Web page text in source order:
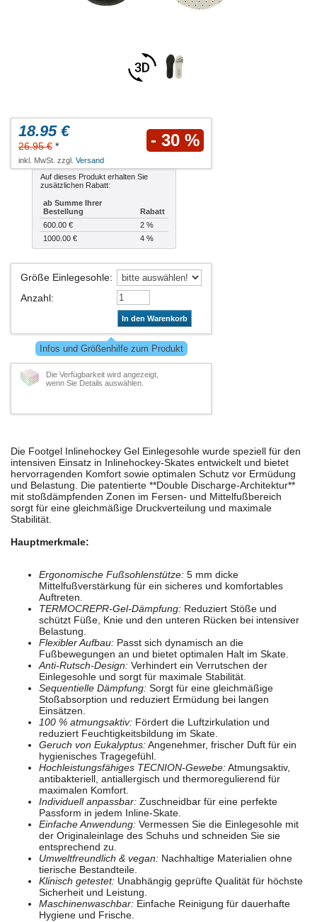
18.95 €
26.95 € * - 30 %
inkl. MwSt. zzgl. Versand
Auf dieses Produkt erhalten Sie
zusätzlichen Rabatt:
ab Summe Ihrer
Bestellung
Rabatt
600.00 €
2 %
1000.00 €
4 %
Größe Einlegesohle:
Anzahl:
In den Warenkorb
Infos und Größenhilfe zum Produkt
Die Verfügbarkeit wird angezeigt,
wenn Sie Details auswählen.
Die Footgel Inlinehockey Gel Einlegesohle wurde speziell für den
intensiven Einsatz in Inlinehockey-Skates entwickelt und bietet
hervorragenden Komfort sowie optimalen Schutz vor Ermüdung
und Belastung. Die patentierte **Double Discharge-Architektur**
mit stoßdämpfenden Zonen im Fersen- und Mittelfußbereich
sorgt für eine gleichmäßige Druckverteilung und maximale
Stabilität.
Hauptmerkmale:
Ergonomische Fußsohlenstütze: 5 mm dicke
Mittelfußverstärkung für ein sicheres und komfortables
Auftreten.
TERMOCREPR-Gel-Dämpfung: Reduziert Stöße und
schützt Füße, Knie und den unteren Rücken bei intensiver
Belastung.
Flexibler Aufbau: Passt sich dynamisch an die
Fußbewegungen an und bietet optimalen Halt im Skate.
Anti-Rutsch-Design: Verhindert ein Verrutschen der
Einlegesohle und sorgt für maximale Stabilität.
Sequentielle Dämpfung: Sorgt für eine gleichmäßige
Stoßabsorption und reduziert Ermüdung bei langen
Einsätzen.
100 % atmungsaktiv: Fördert die Luftzirkulation und
reduziert Feuchtigkeitsbildung im Skate.
Geruch von Eukalyptus:Angenehmer, frischer Duft für ein
hygienisches Tragegefühl.
Hochleistungsfähiges TECNION-Gewebe:Atmungsaktiv,
antibakteriell, antiallergisch und thermoregulierend für
maximalen Komfort.
Individuell anpassbar: Zuschneidbar für eine perfekte
Passform in jedem Inline-Skate.
Einfache Anwendung: Vermessen Sie die Einlegesohle mit
der Originaleinlage des Schuhs und schneiden Sie sie
entsprechend zu.
Umweltfreundlich & vegan: Nachhaltige Materialien ohne
tierische Bestandteile.
Klinisch getestet: Unabhängig geprüfte Qualität für höchste
Sicherheit und Leistung.
Maschinenwaschbar: Einfache Reinigung für dauerhafte
Hygiene und Frische.